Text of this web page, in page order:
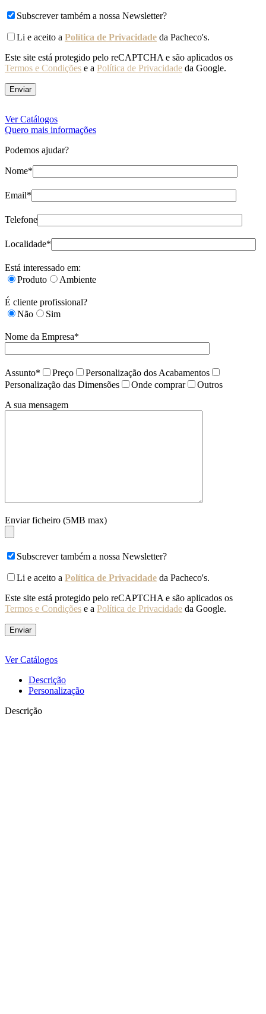
Subscrever também a nossa Newsletter?
Li e aceito a Política de Privacidade da Pacheco's.
Este site está protegido pelo reCAPTCHA e são aplicados os
Termos e Condições e a Política de Privacidade da Google.
Ver Catálogos
Quero mais informações
Podemos ajudar?
Nome*
Email*
Telefone
Localidade*
Está interessado em:
Produto
Ambiente
É cliente profissional?
Não
Sim
Nome da Empresa*
Assunto* Preço
Personalização dos Acabamentos
Personalização das Dimensões
Onde comprar
Outros
A sua mensagem
Enviar ficheiro (5MB max)
Subscrever também a nossa Newsletter?
Li e aceito a Política de Privacidade da Pacheco's.
Este site está protegido pelo reCAPTCHA e são aplicados os
Termos e Condições e a Política de Privacidade da Google.
Ver Catálogos
Descrição
Personalização
Descrição